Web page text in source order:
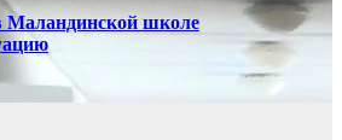
Маландинской школе